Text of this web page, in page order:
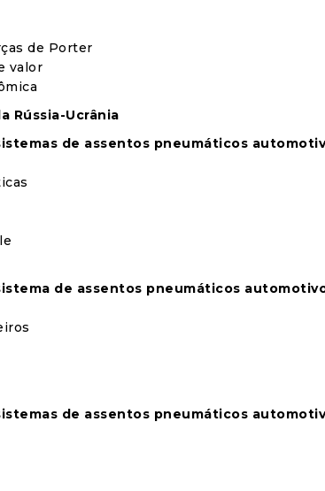
de Porter
valor
Rússia-Ucrânia
de assentos pneumáticos
de assentos pneumáticos
de assentos pneumáticos